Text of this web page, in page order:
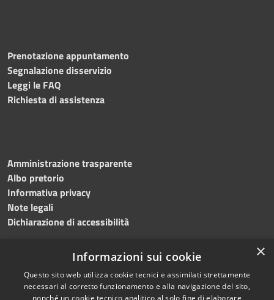
Prenotazione appuntamento
Segnalazione disservizio
Leggi le FAQ
Richiesta di assistenza
Amministrazione trasparente
Albo pretorio
Informativa privacy
Note legali
Dichiarazione di accessibilità
RSS
Accessibilità
Copyright © 2024 •
Comune diGrottaminarda
×
Informazioni sui cookie
Questo sito web utilizza cookie tecnici e assimilati strettamente
necessari al corretto funzionamento e alla navigazione del sito,
nonché un cookie tecnico analitico al solo fine di elaborare